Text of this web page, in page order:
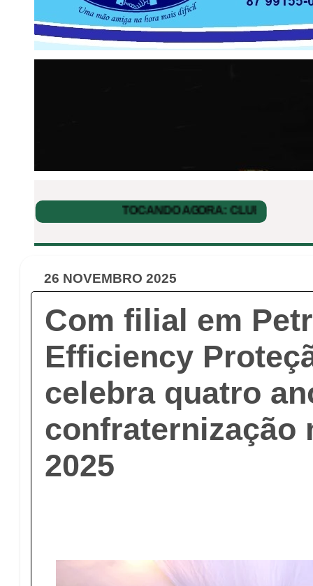
26 NOVEMBRO 2025
Com filial em
Efficiency
celebra quatro
confraternização
2025